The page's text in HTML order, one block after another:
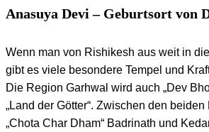
Anasuya Devi – Geburtsort von
Wenn man von Rishikesh aus weit in
gibt es viele besondere Tempel und
Die Region Garhwal wird auch „Dev
„Land der Götter“. Zwischen den
„Chota Char Dham“ Badrinath und